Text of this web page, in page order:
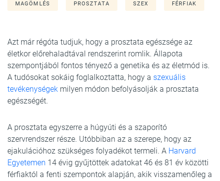
MAGÖMLÉS PROSZTATA SZEX FÉRFIAK
Azt már régóta tudjuk, hogy a prosztata egészsége az
életkor előrehaladtával rendszerint romlik. Állapota
szempontjából fontos tényező a genetika és az életmód is.
A tudósokat sokáig foglalkoztatta, hogy a szexuális
tevékenységek milyen módon befolyásolják a prosztata
egészségét.
A prosztata egyszerre a húgyúti és a szaporító
szervrendszer része. Utóbbiban az a szerepe, hogy az
ejakulációhoz szükséges folyadékot termeli. A Harvard
Egyetemen 14 évig gyűjtöttek adatokat 46 és 81 év közötti
férfiaktól a fenti szempontok alapján, akik visszamenőleg a